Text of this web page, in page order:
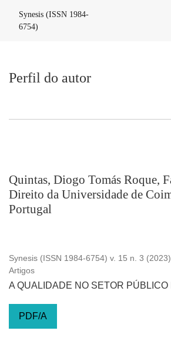
Synesis (ISSN 1984-
6754)
Perfil do autor
Quintas, Diogo Tomás Roque,
Direito da Universidade de
Portugal
Synesis (ISSN 1984-6754) v. 15 n. 3
Artigos
A QUALIDADE NO SETOR PÚBLICO
PDF/A